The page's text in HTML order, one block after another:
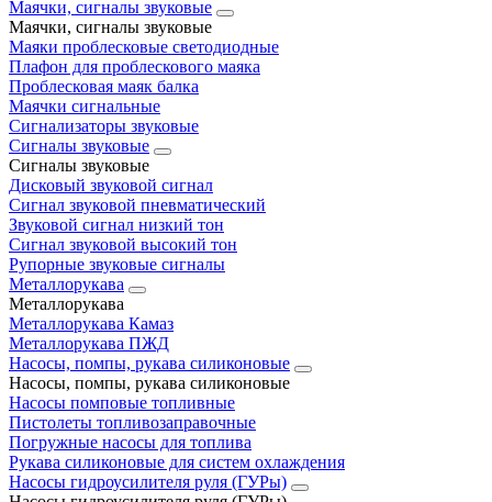
Маячки, сигналы звуковые
Маячки, сигналы звуковые
Маяки проблесковые светодиодные
Плафон для проблескового маяка
Проблесковая маяк балка
Маячки сигнальные
Сигнализаторы звуковые
Сигналы звуковые
Сигналы звуковые
Дисковый звуковой сигнал
Сигнал звуковой пневматический
Звуковой сигнал низкий тон
Сигнал звуковой высокий тон
Рупорные звуковые сигналы
Металлорукава
Металлорукава
Металлорукава Камаз
Металлорукава ПЖД
Насосы, помпы, рукава силиконовые
Насосы, помпы, рукава силиконовые
Насосы помповые топливные
Пистолеты топливозаправочные
Погружные насосы для топлива
Рукава силиконовые для систем охлаждения
Насосы гидроусилителя руля (ГУРы)